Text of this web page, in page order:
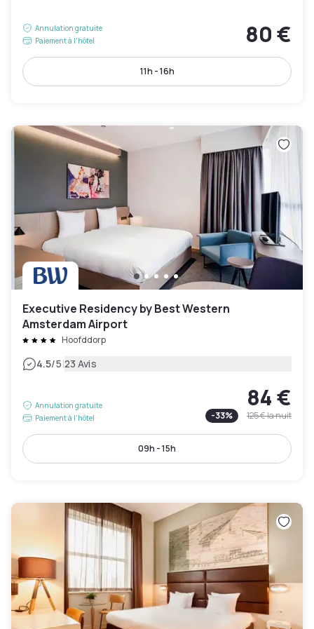
Annulation gratuite
Paiement à l'hôtel
80 €
11h - 16h
Executive Residency by Best Western
Amsterdam Airport
Hoofddorp
4.5/5|23 Avis
Annulation gratuite
Paiement à l'hôtel
84 €
-33% 125 €la nuit
09h - 15h